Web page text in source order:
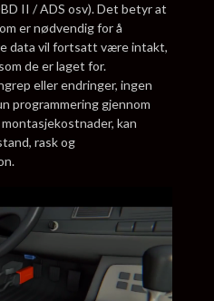
II / ADS osv). Det betyr at
er nødvendig for å
data vil fortsatt være intakt,
de er laget for.
eller endringer, ingen
programmering gjennom
kan
rask og